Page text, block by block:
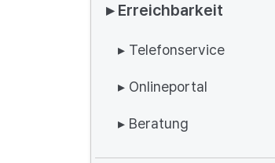
▸ Erreichbarkeit
▸ Telefonservice
▸ Onlineportal
▸ Beratung